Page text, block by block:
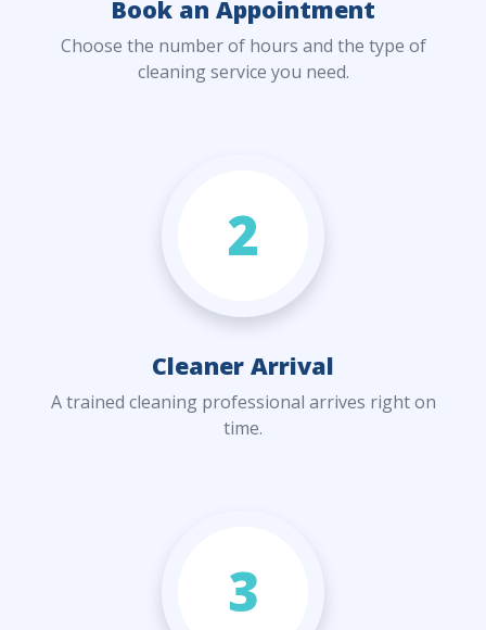
Book an Appointment
Choose the number of hours and the type of
cleaning service you need.
2
Cleaner Arrival
A trained cleaning professional arrives right on
time.
3